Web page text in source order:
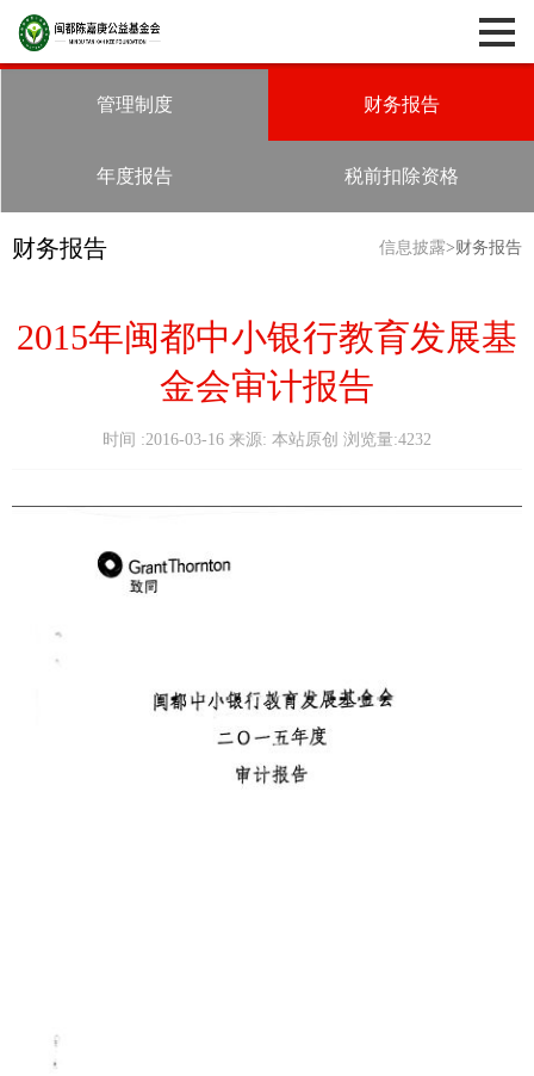
管理制度 财务报告
年度报告 税前扣除资格
财务报告 信息披露>财务报告
2015年闽都中小银行教育发展基
金会审计报告
时间 :2016-03-16 来源: 本站原创 浏览量:4232